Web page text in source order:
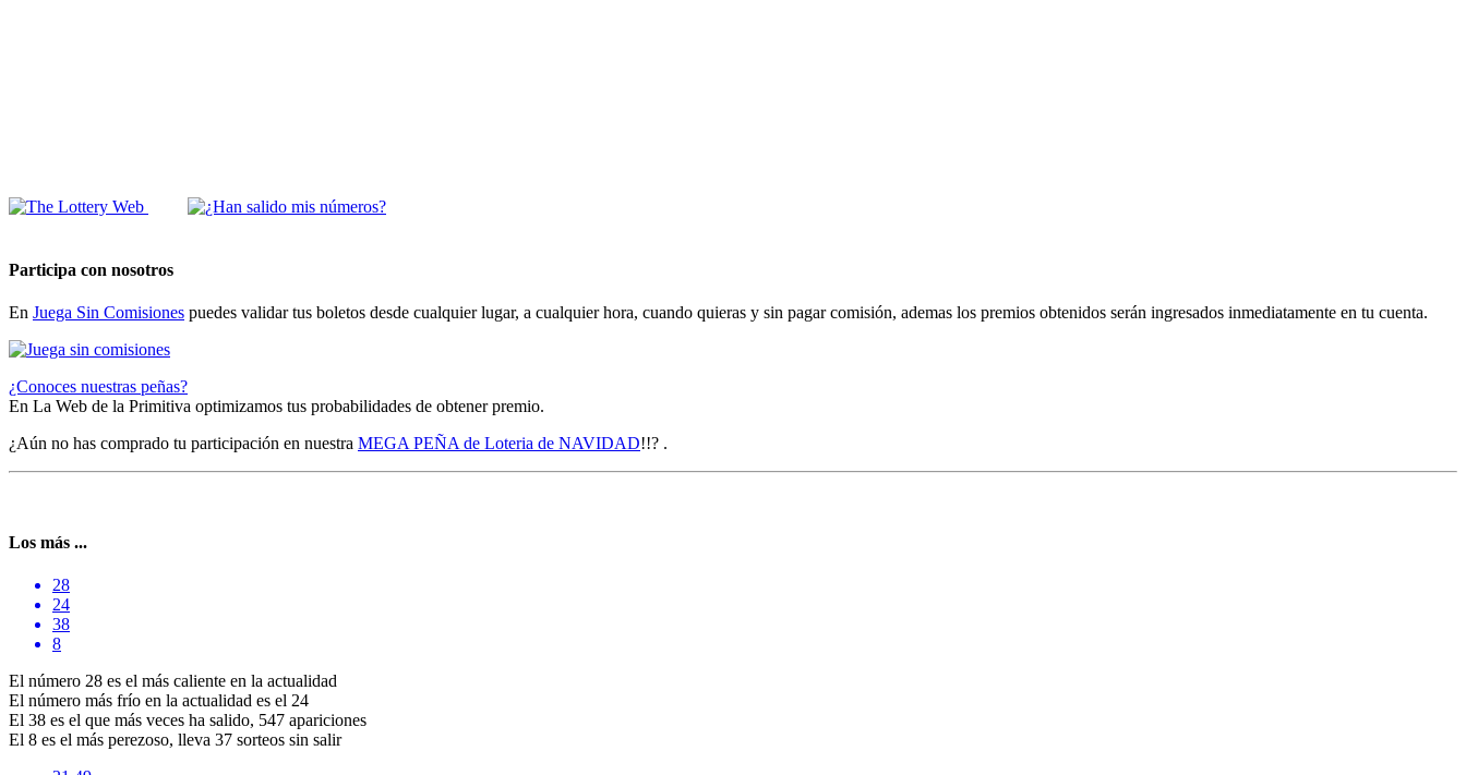
Participa con nosotros
En Juega Sin Comisiones puedes validar tus boletos desde cualquier lugar, a cualquier hora, cuando quieras y sin pagar comisión, ademas los premios obtenidos serán ingresados inmediatamente en tu cuenta.
¿Conoces nuestras peñas?
En La Web de la Primitiva optimizamos tus probabilidades de obtener premio.
¿Aún no has comprado tu participación en nuestra MEGA PEÑA de Loteria de NAVIDAD!!? .
Los más ...
28
24
38
8
El número 28 es el más caliente en la actualidad
El número más frío en la actualidad es el 24
El 38 es el que más veces ha salido, 547 apariciones
El 8 es el más perezoso, lleva 37 sorteos sin salir